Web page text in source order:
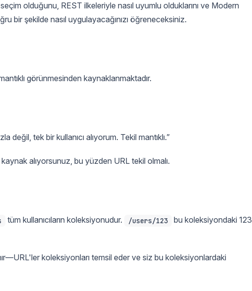
olduğunu, REST ilkeleriyle nasıl uyumlu olduklarını ve Modern
bir şekilde nasıl uygulayacağınızı öğreneceksiniz.
görünmesinden kaynaklanmaktadır.
değil, tek bir kullanıcı alıyorum. Tekil mantıklı.”
alıyorsunuz, bu yüzden URL tekil olmalı.
tüm kullanıcıların koleksiyonudur. /users/123
bu koleksiyondaki 123
koleksiyonları temsil eder ve siz bu koleksiyonlardaki